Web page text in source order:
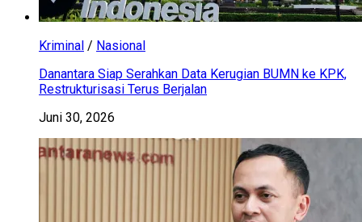
Kriminal / Nasional
Danantara Siap Serahkan Data Kerugian BUMN ke KPK,
Restrukturisasi Terus Berjalan
Juni 30, 2026